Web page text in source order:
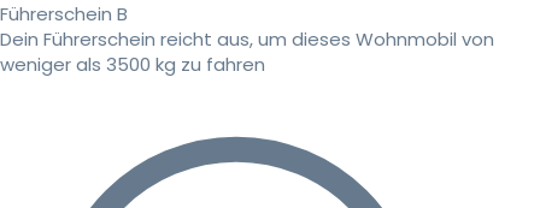
Führerschein B
Dein Führerschein reicht aus, um dieses Wohnmobil von
weniger als 3500 kg zu fahren